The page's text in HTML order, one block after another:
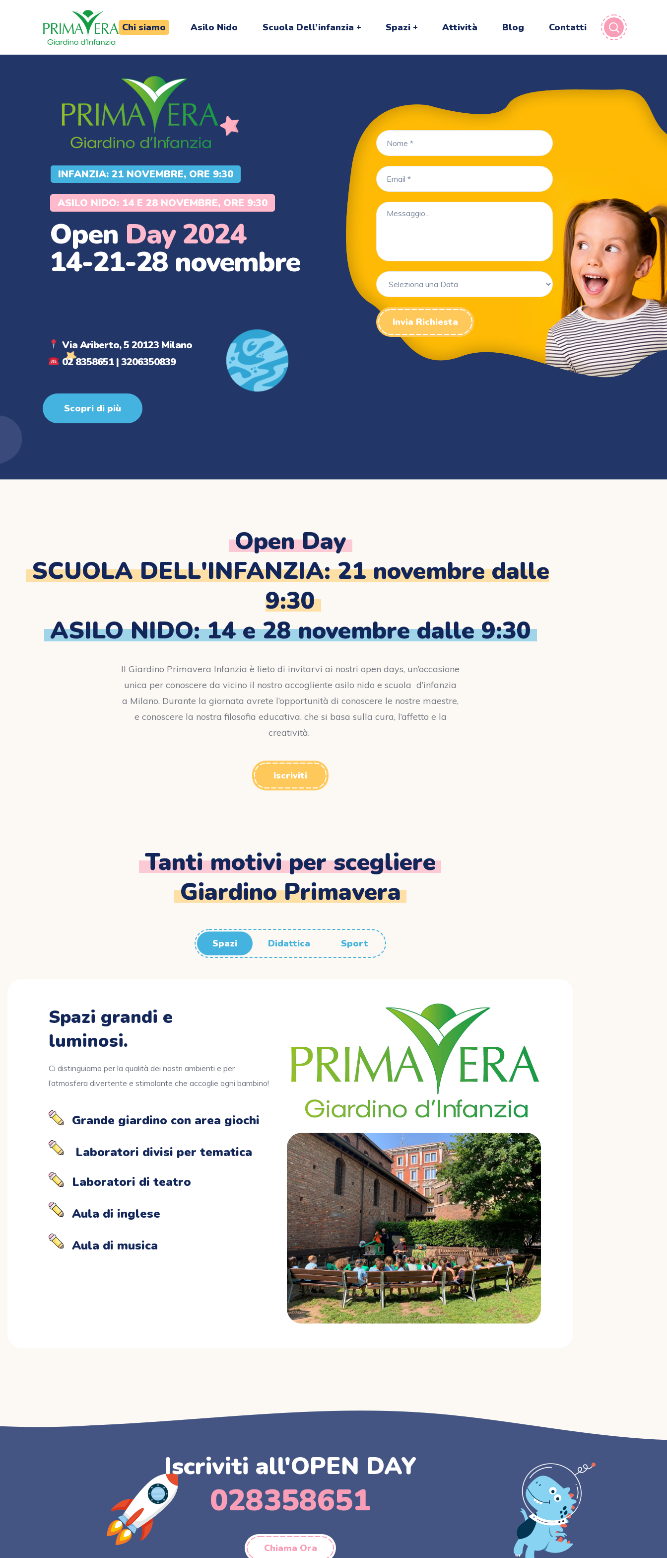
Chi siamo Asilo Nido Scuola Dell’infanzia Spazi Attività Blog Contatti
Scopri di più
INFANZIA: 21 NOVEMBRE, ORE 9:30
ASILO NIDO: 14 E 28 NOVEMBRE, ORE 9:30
Open Day 2024
14-21-28 novembre
Via Ariberto, 5 20123 Milano
02 8358651 | 3206350839
Open Day
SCUOLA DELL'INFANZIA: 21 novembre dalle
9:30
ASILO NIDO: 14 e 28 novembre dalle 9:30
Il Giardino Primavera Infanzia è lieto di invitarvi ai nostri open days, un’occasione
unica per conoscere da vicino il nostro accogliente asilo nido e scuola d’infanzia
a Milano. Durante la giornata avrete l’opportunità di conoscere le nostre maestre,
e conoscere la nostra filosofia educativa, che si basa sulla cura, l’affetto e la
creatività.
Iscriviti
Tanti motivi per scegliere
Giardino Primavera
Spazi Didattica Sport
Spazi grandi e
luminosi.
Ci distinguiamo per la qualità dei nostri ambienti e per
l’atmosfera divertente e stimolante che accoglie ogni bambino!
Grande giardino con area giochi
Laboratori divisi per tematica
Laboratori di teatro
Aula di inglese
Aula di musica
Iscriviti all'OPEN DAY
028358651
Chiama Ora